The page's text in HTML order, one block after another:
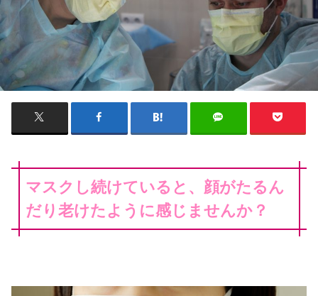
マスクし続けていると、顔がたるん
だり老けたように感じませんか？